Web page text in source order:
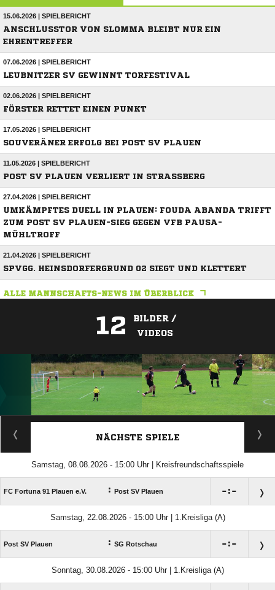
15.06.2026 | SPIELBERICHT
ANSCHLUSSTOR VON SLOMMA BLEIBT NUR EIN
EHRENTREFFER
07.06.2026 | SPIELBERICHT
LEUBNITZER SV GEWINNT TORFESTIVAL
02.06.2026 | SPIELBERICHT
FÖRSTER RETTET EINEN PUNKT
17.05.2026 | SPIELBERICHT
SOUVERÄNER ERFOLG BEI POST SV PLAUEN
11.05.2026 | SPIELBERICHT
POST SV PLAUEN VERLIERT IN STRASSBERG
27.04.2026 | SPIELBERICHT
UMKÄMPFTES DUELL IN PLAUEN: FOUDA ABANDA TRIFFT
ZUM POST SV PLAUEN-SIEG GEGEN VFB PAUSA-
MÜHLTROFF
21.04.2026 | SPIELBERICHT
SPVGG. HEINSDORFERGRUND 02 SIEGT UND KLETTERT
ALLE MANNSCHAFTS-NEWS IM ÜBERBLICK
12
BILDER /
VIDEOS
ANZEIGE
NÄCHSTE SPIELE
Samstag, 08.08.2026 - 15:00 Uhr | Kreisfreundschaftsspiele
FC Fortuna 91 Plauen e.V. : Post SV Plauen :
Samstag, 22.08.2026 - 15:00 Uhr | 1.Kreisliga (A)
Post SV Plauen : SG Rotschau :
Sonntag, 30.08.2026 - 15:00 Uhr | 1.Kreisliga (A)